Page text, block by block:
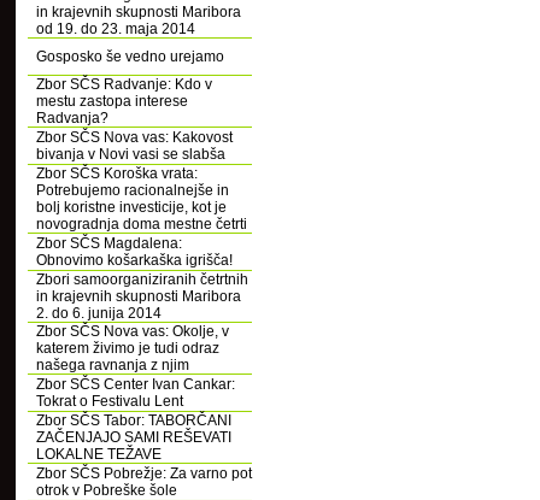
in krajevnih skupnosti Maribora
od 19. do 23. maja 2014
Gosposko še vedno urejamo
Zbor SČS Radvanje: Kdo v
mestu zastopa interese
Radvanja?
Zbor SČS Nova vas: Kakovost
bivanja v Novi vasi se slabša
Zbor SČS Koroška vrata:
Potrebujemo racionalnejše in
bolj koristne investicije, kot je
novogradnja doma mestne četrti
Zbor SČS Magdalena:
Obnovimo košarkaška igrišča!
Zbori samoorganiziranih četrtnih
in krajevnih skupnosti Maribora
2. do 6. junija 2014
Zbor SČS Nova vas: Okolje, v
katerem živimo je tudi odraz
našega ravnanja z njim
Zbor SČS Center Ivan Cankar:
Tokrat o Festivalu Lent
Zbor SČS Tabor: TABORČANI
ZAČENJAJO SAMI REŠEVATI
LOKALNE TEŽAVE
Zbor SČS Pobrežje: Za varno pot
otrok v Pobreške šole